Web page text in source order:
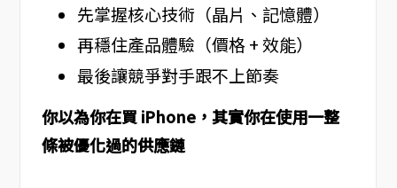
先掌握核心技術（晶片、記憶體）
再穩住產品體驗（價格 + 效能）
最後讓競爭對手跟不上節奏
你以為你在買 iPhone，其實你在使用一整
條被優化過的供應鏈